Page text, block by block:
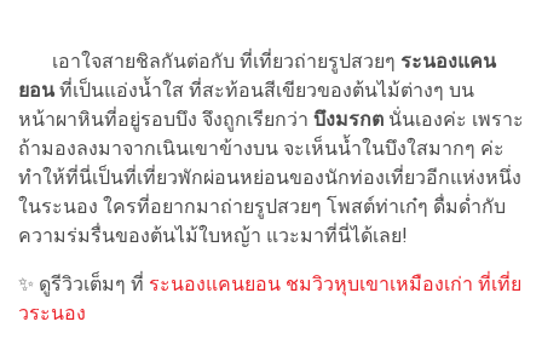
เอาใจสายชิลกันต่อกับ ที่เที่ยวถ่ายรูปสวยๆ ระนองแคน
ยอนที่เป็นแอ่งน้ำใส ที่สะท้อนสีเขียวของต้นไม้ต่างๆ บน
หน้าผาหินที่อยู่รอบบึง จึงถูกเรียกว่า บึงมรกต นั่นเองค่ะ เพราะ
ถ้ามองลงมาจากเนินเขาข้างบน จะเห็นน้ำในบึงใสมากๆ ค่ะ
ทำให้ที่นี่เป็นที่เที่ยวพักผ่อนหย่อนของนักท่องเที่ยวอีกแห่งหนึ่ง
ในระนอง ใครที่อยากมาถ่ายรูปสวยๆ โพสต์ท่าเก๋ๆ ดื่มด่ำกับ
ความร่มรื่นของต้นไม้ใบหญ้า แวะมาที่นี่ได้เลย!
✨ ดูรีวิวเต็มๆ ที่ ระนองแคนยอน ชมวิวหุบเขาเหมืองเก่า ที่เที่ย
วระนอง